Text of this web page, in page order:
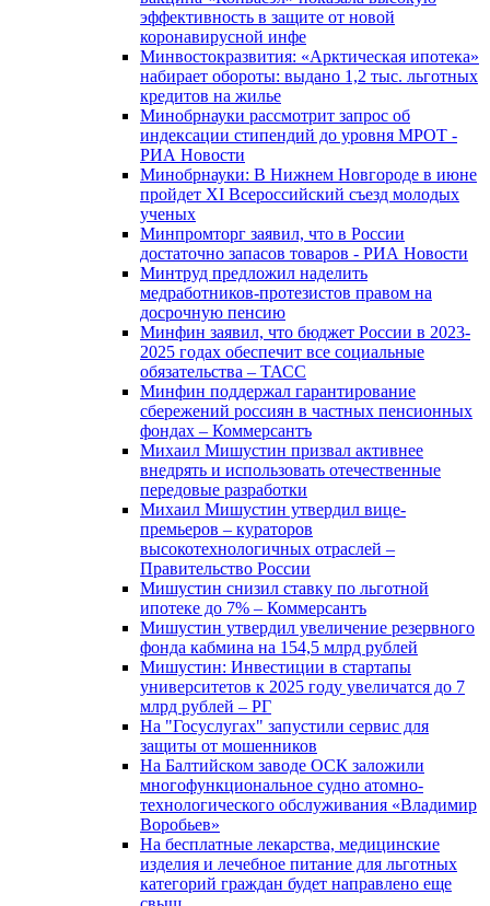
эффективность в защите от новой
коронавирусной инфе
Минвостокразвития: «Арктическая ипотека»
набирает обороты: выдано 1,2 тыс. льготных
кредитов на жилье
Минобрнауки рассмотрит запрос об
индексации стипендий до уровня МРОТ -
РИА Новости
Минобрнауки: В Нижнем Новгороде в июне
пройдет XI Всероссийский съезд молодых
ученых
Минпромторг заявил, что в России
достаточно запасов товаров - РИА Новости
Минтруд предложил наделить
медработников-протезистов правом на
досрочную пенсию
Минфин заявил, что бюджет России в 2023-
2025 годах обеспечит все социальные
обязательства – ТАСС
Минфин поддержал гарантирование
сбережений россиян в частных пенсионных
фондах – Коммерсантъ
Михаил Мишустин призвал активнее
внедрять и использовать отечественные
передовые разработки
Михаил Мишустин утвердил вице-
премьеров – кураторов
высокотехнологичных отраслей –
Правительство России
Мишустин снизил ставку по льготной
ипотеке до 7% – Коммерсантъ
Мишустин утвердил увеличение резервного
фонда кабмина на 154,5 млрд рублей
Мишустин: Инвестиции в стартапы
университетов к 2025 году увеличатся до 7
млрд рублей – РГ
На "Госуслугах" запустили сервис для
защиты от мошенников
На Балтийском заводе ОСК заложили
многофункциональное судно атомно-
технологического обслуживания «Владимир
Воробьев»
На бесплатные лекарства, медицинские
изделия и лечебное питание для льготных
категорий граждан будет направлено еще